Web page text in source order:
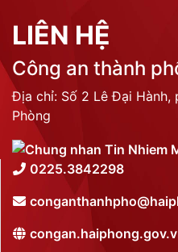
LIÊN HỆ
Công an thành
Địa chỉ: Số 2 Lê Đại Hành,
Phòng
0225.3842298